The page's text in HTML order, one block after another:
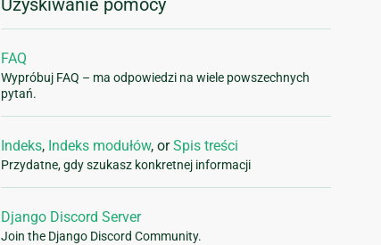
Uzyskiwanie pomocy
FAQ
Wypróbuj FAQ – ma odpowiedzi na wiele powszechnych
pytań.
Indeks, Indeks modułów, orSpis treści
Przydatne, gdy szukasz konkretnej informacji
Django Discord Server
Join the Django Discord Community.